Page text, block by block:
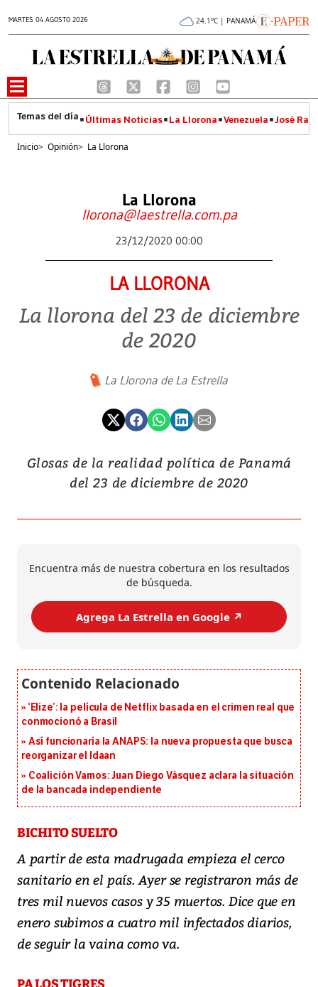
MARTES 04 AGOSTO 2026 24.1°C | PANAMÁ
Últimas Noticias La Llorona Venezuela José
Inicio> Opinión> La Llorona
La Llorona
llorona@laestrella.com.pa
23/12/2020 00:00
LA LLORONA
La llorona del 23 de diciembre
de 2020
La Llorona de La Estrella
Glosas de la realidad política de Panamá
del 23 de diciembre de 2020
Encuentra más de nuestra cobertura en los resultados
de búsqueda.
Agrega La Estrella en Google ↗️
‘Elize’: la película de Netflix basada en el crimen real que
conmocionó a Brasil
Así funcionaría la ANAPS: la nueva propuesta que busca
reorganizar el Idaan
Coalición Vamos: Juan Diego Vásquez aclara la situación
de la bancada independiente
BICHITO SUELTO
A partir de esta madrugada empieza el cerco
sanitario en el país. Ayer se registraron más de
tres mil nuevos casos y 35 muertos. Dice que en
enero subimos a cuatro mil infectados diarios,
de seguir la vaina como va.